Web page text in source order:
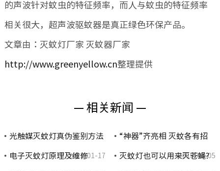
的声波针对蚊虫的特征频率，而人与蚊虫的特征频率
相关很大，超声波驱蚊器是真正绿色环保产品。
文章由：灭蚊灯厂家 灭蚊器厂家
http://www.greenyellow.cn整理提供
— 相关新闻 —
光触媒灭蚊灯真伪鉴别方法
2022-01-17
“神器”齐亮相 灭蚊各有招
2015-08-05
电子灭蚊灯原理及维修 灭蚊灯也可以用来灭苍蝇?